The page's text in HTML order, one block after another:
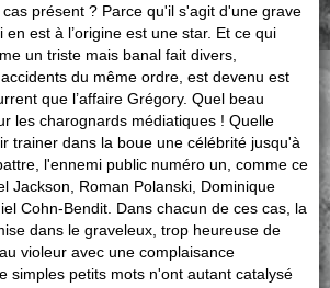
présent ? Parce qu'il s'agit d'une grave
est à l’origine est une star. Et ce qui
un triste mais banal fait divers,
du même ordre, est devenu est
que l’affaire Grégory. Quel beau
les charognards médiatiques ! Quelle
trainer dans la boue une célébrité jusqu'à
l'ennemi public numéro un, comme ce
Jackson, Roman Polanski, Dominique
Cohn-Bendit. Dans chacun de ces cas, la
dans le graveleux, trop heureuse de
violeur avec une complaisance
simples petits mots n'ont autant catalysé